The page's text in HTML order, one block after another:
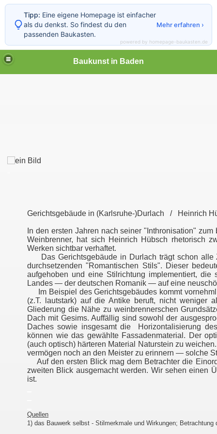
Baukunst in Baden
Gerichtsgebäude in (Karlsruhe-)Durlach / Heinrich
In den ersten Jahren nach seiner "Inthronisation"
Weinbrenner, hat sich Heinrich Hübsch rhetorisch
Werken sichtbar verhaftet.
Das Gerichtsgebäude in Durlach trägt schon alle
durchsetzenden "Romantischen Stils". Dieser
aufgehoben und eine Stilrichtung implementiert,
Landes — der deutschen Romanik — auf eine
Im Beispiel des Gerichtsgebäudes kommt
(z.T. lautstark) auf die Antike beruft, nicht weniger
Gliederung die Nähe zu weinbrennerschen
Dach mit Gesims. Auffällig sind sowohl der
Daches sowie insgesamt die Horizontalisierung
können wie das gewählte Fassadenmaterial. Der
(auch optisch) härteren Material Naturstein zu
vermögen noch an den Meister zu erinnern — solche
Auf den ersten Blick mag dem Betrachter die
zweiten Blick ausgemacht werden. Wir sehen einen
ist.
Quellen
1) das Bauwerk selbst - Stilmerkmale und Wirkungen;
Tipp: Eine eigene Homepage ist einfacher
als du denkst. So findest du den
passenden Baukasten.
Mehr erfahren ›
powered by homepage-baukasten.de